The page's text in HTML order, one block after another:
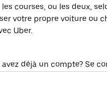
courses, ou les deux,
votre propre voiture ou
Uber.
avez déjà un compte? Se